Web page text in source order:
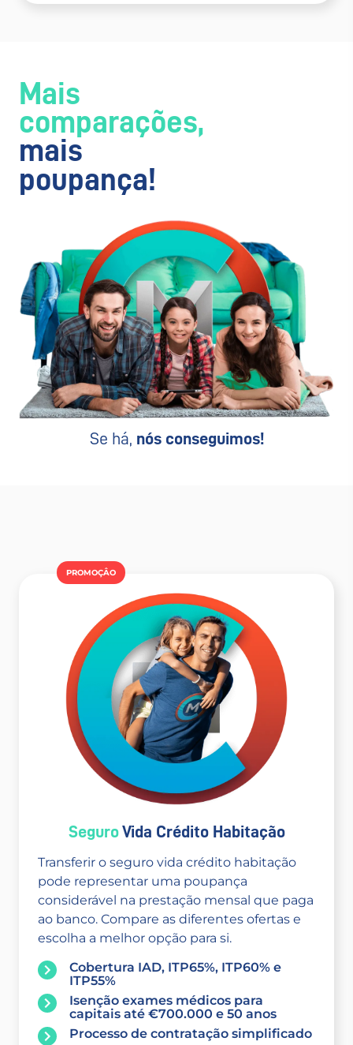
Mais
comparações,
mais
poupança!
Se há, nós conseguimos!
PROMOÇÂO
SeguroVida Crédito Habitação
Transferir o seguro vida crédito habitação
pode representar uma poupança
considerável na prestação mensal que paga
ao banco. Compare as diferentes ofertas e
escolha a melhor opção para si.
Cobertura IAD, ITP65%, ITP60% e
ITP55%
Isenção exames médicos para
capitais até €700.000 e 50 anos
Processo de contratação simplificado